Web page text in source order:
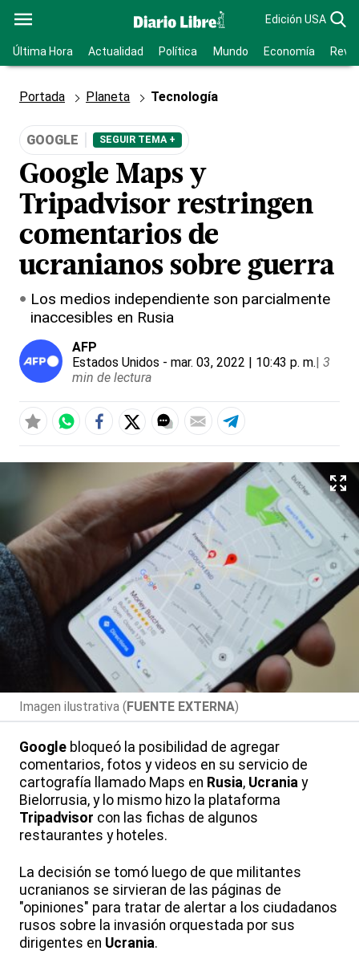
Edición USA
Última Hora Actualidad Política Mundo Economía
Portada Planeta Tecnología
GOOGLE SEGUIR TEMA +
Google Maps y
Tripadvisor restringen
comentarios de
ucranianos sobre guerra
Los medios independiente son parcialmente
inaccesibles en Rusia
AFP
Estados Unidos - mar. 03, 2022 | 10:43 p. m.| 3
min de lectura
Imagen ilustrativa (FUENTE EXTERNA)
Google bloqueó la posibilidad de agregar
comentarios, fotos y videos en su servicio de
cartografía llamado Maps en Rusia, Ucrania y
Bielorrusia, y lo mismo hizo la plataforma
Tripadvisor con las fichas de algunos
restaurantes y hoteles.
La decisión se tomó luego de que militantes
ucranianos se sirvieran de las páginas de
"opiniones" para tratar de alertar a los ciudadanos
rusos sobre la invasión orquestada por sus
dirigentes en Ucrania.